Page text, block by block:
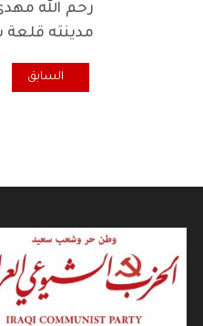
رحم الله
مدينته قلعة
المقال
السابق